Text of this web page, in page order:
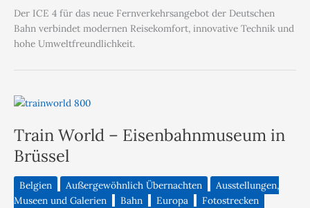
Der ICE 4 für das neue Fernverkehrsangebot der Deutschen
Bahn verbindet modernen Reisekomfort, innovative Technik und
hohe Umweltfreundlichkeit.
Train World – Eisenbahnmuseum in
Brüssel
Belgien Außergewöhnlich Übernachten
Ausstellungen,
Museen und Galerien
Bahn Europa
Fotostrecken